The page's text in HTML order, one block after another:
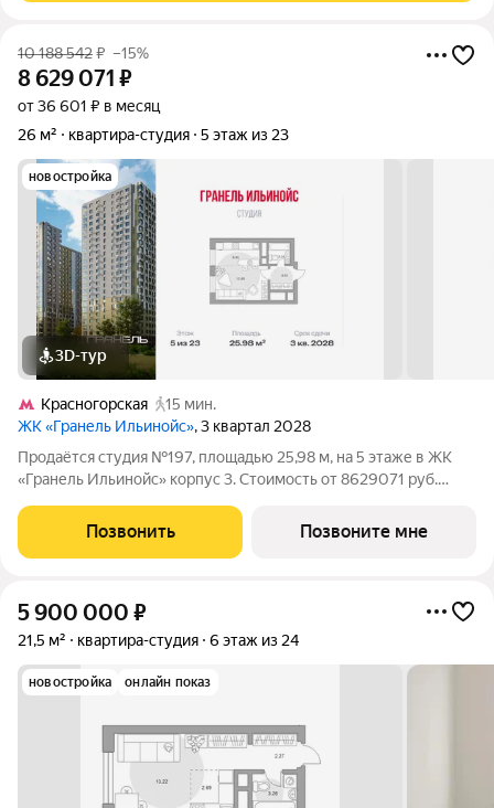
10 188 542₽ –15%
8 629 071 ₽
от 36 601 ₽ в месяц
26 м²
квартира-студия 5 этаж из 23
новостройка
3D-тур
Красногорская
15 мин.
ЖК «Гранель Ильинойс», 3 квартал 2028
Продаётся студия №197, площадью 25,98 м, на 5 этаже в ЖК
«Гранель Ильинойс» корпус 3. Стоимость от 8629071 руб.
улицу. Новый уровень жизни в Красногорске. Проект
впечатляет архитектурой и
Позвонить Позвоните мне
5 900 000 ₽
21,5 м² квартира-студия 6 этаж из 24
новостройка онлайн показ